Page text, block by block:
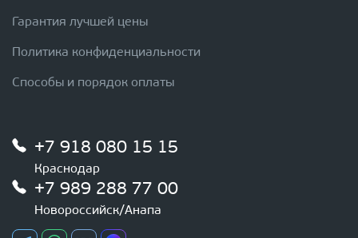
Гарантия лучшей цены
Политика конфиденциальности
Способы и порядок оплаты
+7 918 080 15 15
Краснодар
+7 989 288 77 00
Новороссийск/Анапа